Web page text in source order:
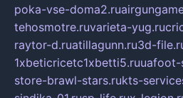
poka-vse-doma2.ru
tehosmotre.ruvarieta-yug.ru
raytor-d.ruatillagunn.ru3d-
1xbeticricetc1xbetti5.ru
store-brawl-stars.rukts-